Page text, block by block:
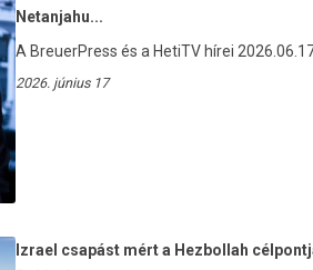
Netanjahu...
A BreuerPress és a HetiTV hírei
2026. június 17
Izrael csapást mért a Hezbollah